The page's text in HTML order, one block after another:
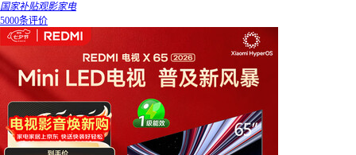
国家补贴观影家电
5000条评价